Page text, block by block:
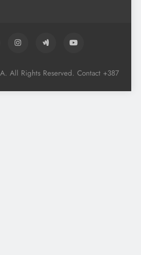
All Rights Reserved. Contact +387